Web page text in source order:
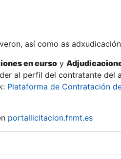
así como as
en curso y
al perfil del contratante del
Plataforma de Contratación
portallicitacion.fnmt.es